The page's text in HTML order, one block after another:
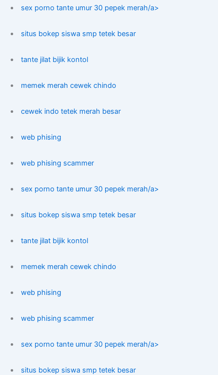
sex porno tante umur 30 pepek merah/a>
situs bokep siswa smp tetek besar
tante jilat bijik kontol
memek merah cewek chindo
cewek indo tetek merah besar
web phising
web phising scammer
sex porno tante umur 30 pepek merah/a>
situs bokep siswa smp tetek besar
tante jilat bijik kontol
memek merah cewek chindo
web phising
web phising scammer
sex porno tante umur 30 pepek merah/a>
situs bokep siswa smp tetek besar